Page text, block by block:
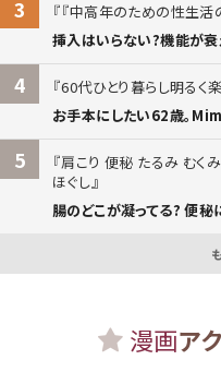
3
『中高年のための性生活
挿入はいらない?機能が
4
60代ひとり暮らし明るく
お手本にしたい62歳。
5
肩こり 便秘 たるみ むく
ほぐし
腸のどこが凝ってる? 便秘
漫画ア